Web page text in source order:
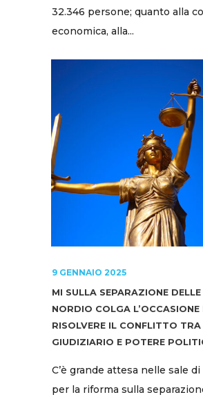
32.346 persone; quanto alla
economica, alla...
9 GENNAIO 2025
MI SULLA SEPARAZIONE DELLE
NORDIO COLGA L’OCCASIONE
RISOLVERE IL CONFLITTO
GIUDIZIARIO E POTERE
C’è grande attesa nelle sale di
per la riforma sulla